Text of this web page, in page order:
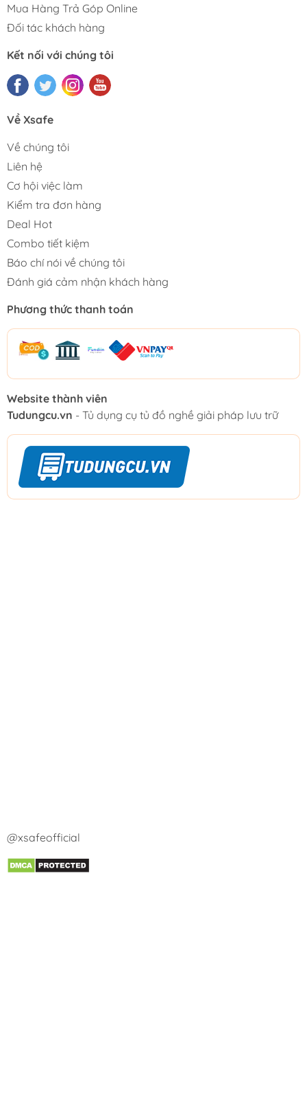
Mua Hàng Trả Góp Online
Đối tác khách hàng
Kết nối với chúng tôi
Về Xsafe
Về chúng tôi
Liên hệ
Cơ hội việc làm
Kiểm tra đơn hàng
Deal Hot
Combo tiết kiệm
Báo chí nói về chúng tôi
Đánh giá cảm nhận khách hàng
Phương thức thanh toán
Website thành viên
Tudungcu.vn - Tủ dụng cụ tủ đồ nghề giải pháp lưu trữ
@xsafeofficial